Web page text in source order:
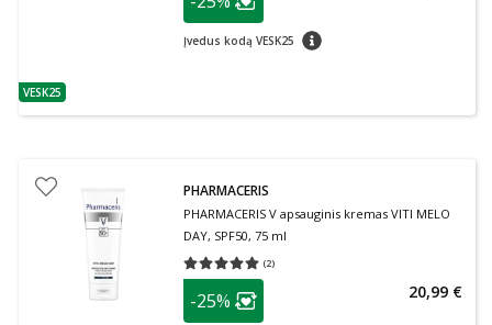
patarimas
VESK25
Lojalumo klubo narių nuolaida
Įvedus kodą VESK25 patarimas
PHARMACERIS
PHARMACERIS V apsauginis kremas VITI MELO
DAY, SPF50, 75 ml
(2)
Vidutinis įvertinimas 5.00
patarimas
Lojalumo klubo narių nuolaida
-25% 20,99 €